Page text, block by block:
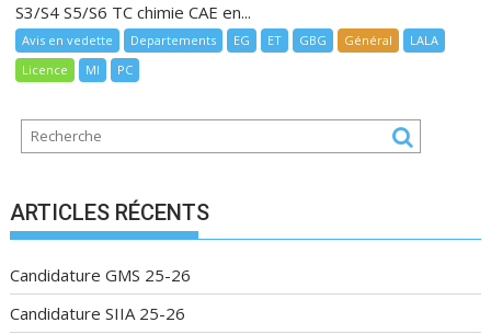
S3/S4 S5/S6 TC chimie CAE en...
Avis en vedette Departements EG ET GBG Général
LALA
Licence
MI PC
ARTICLES RÉCENTS
Candidature GMS 25-26
Candidature SIIA 25-26